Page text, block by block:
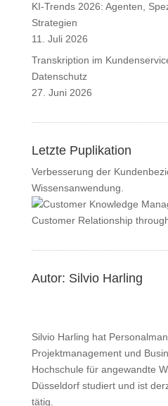
KI-Trends 2026: Agenten,
Strategien
11. Juli 2026
Transkription im
Datenschutz
27. Juni 2026
Letzte Puplikation
Verbesserung der
Wissensanwendung.
Autor: Silvio Harling
Silvio Harling hat
Projektmanagement und
Hochschule für angewandte
Düsseldorf studiert und ist
tätig.